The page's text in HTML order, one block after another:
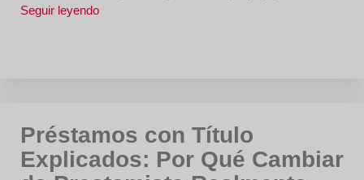
Seguir leyendo
Préstamos con Título
Explicados: Por Qué Cambiar